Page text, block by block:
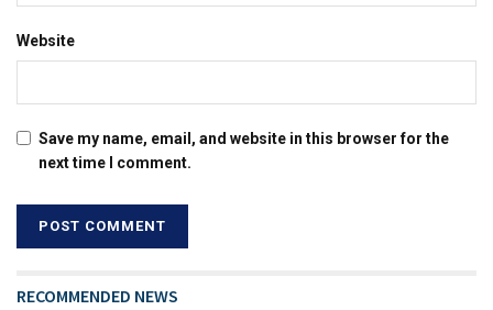
Website
Save my name, email, and website in this browser for the
next time I comment.
RECOMMENDED NEWS